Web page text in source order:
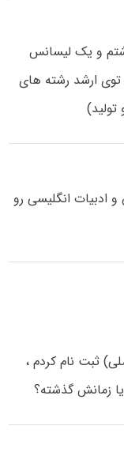
و یک لیسانس
ارشد رشته های
ادبیات انگلیسی رو
ثبت نام کردم ،
زمانش گذشته؟